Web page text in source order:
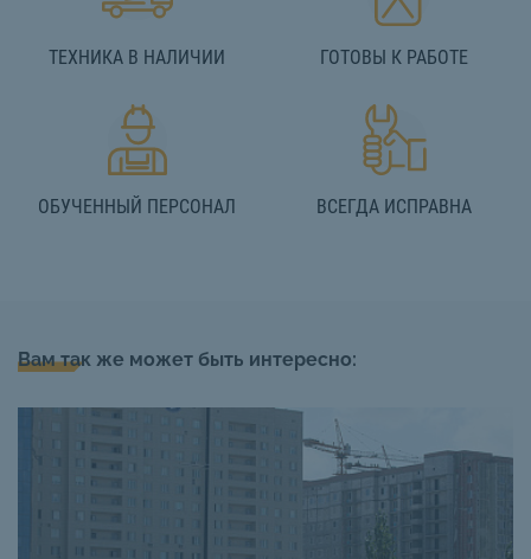
ТЕХНИКА В НАЛИЧИИ ГОТОВЫ К РАБОТЕ
ОБУЧЕННЫЙ ПЕРСОНАЛ ВСЕГДА ИСПРАВНА
Вам так же может быть интересно: